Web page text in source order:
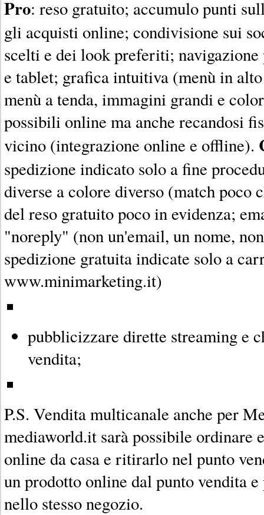
Pro: reso gratuito; accumulo punti
gli acquisti online; condivisione sui
scelti e dei look preferiti; navigazione
e tablet; grafica intuitiva (menù in
menù a tenda, immagini grandi e
possibili online ma anche recandosi
vicino (integrazione online e offline).
spedizione indicato solo a fine
diverse a colore diverso (match
del reso gratuito poco in evidenza;
"noreply" (non un'email, un nome,
spedizione gratuita indicate solo a
www.minimarketing.it)
pubblicizzare dirette streaming e
vendita;
P.S. Vendita multicanale anche per
mediaworld.it sarà possibile ordinare
online da casa e ritirarlo nel punto
un prodotto online dal punto vendita
nello stesso negozio.